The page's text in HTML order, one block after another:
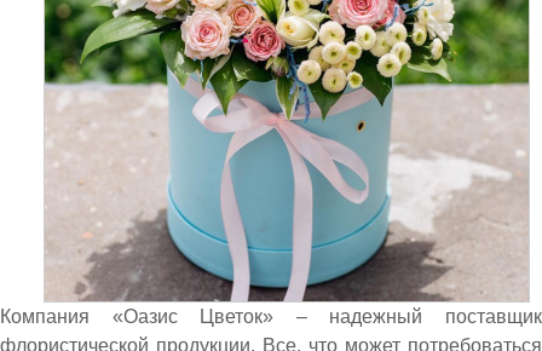
Компания «Оазис Цветок» – надежный поставщик
флористической продукции. Все, что может потребоваться